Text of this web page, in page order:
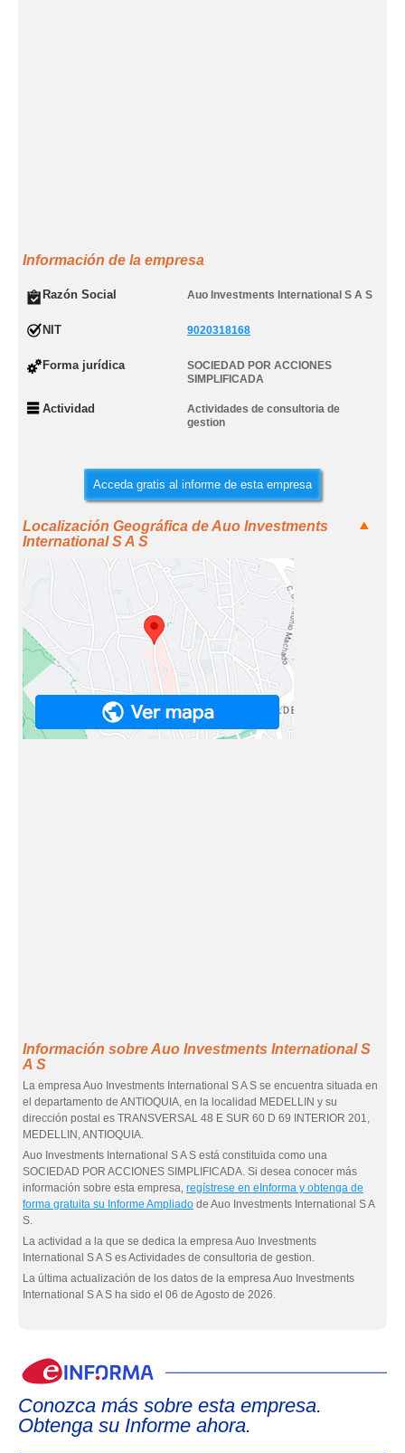
Información de la empresa
Razón Social Auo Investments International S A S
NIT 9020318168
Forma jurídica
SOCIEDAD POR ACCIONES
SIMPLIFICADA
Actividad
Actividades de consultoria de
gestion
Acceda gratis al informe de esta empresa
Localización Geográfica de Auo Investments
International S A S
Información sobre Auo Investments International S
A S
La empresa Auo Investments International S A S se encuentra situada en
el departamento de ANTIOQUIA, en la localidad MEDELLIN y su
dirección postal es TRANSVERSAL 48 E SUR 60 D 69 INTERIOR 201,
MEDELLIN, ANTIOQUIA.
Auo Investments International S A S está constituida como una
SOCIEDAD POR ACCIONES SIMPLIFICADA. Si desea conocer más
información sobre esta empresa, regístrese en eInforma y obtenga de
forma gratuita su Informe Ampliado de Auo Investments International S A
S.
La actividad a la que se dedica la empresa Auo Investments
International S A S es Actividades de consultoria de gestion.
La última actualización de los datos de la empresa Auo Investments
International S A S ha sido el 06 de Agosto de 2026.
Conozca más sobre esta empresa.
Obtenga su Informe ahora.